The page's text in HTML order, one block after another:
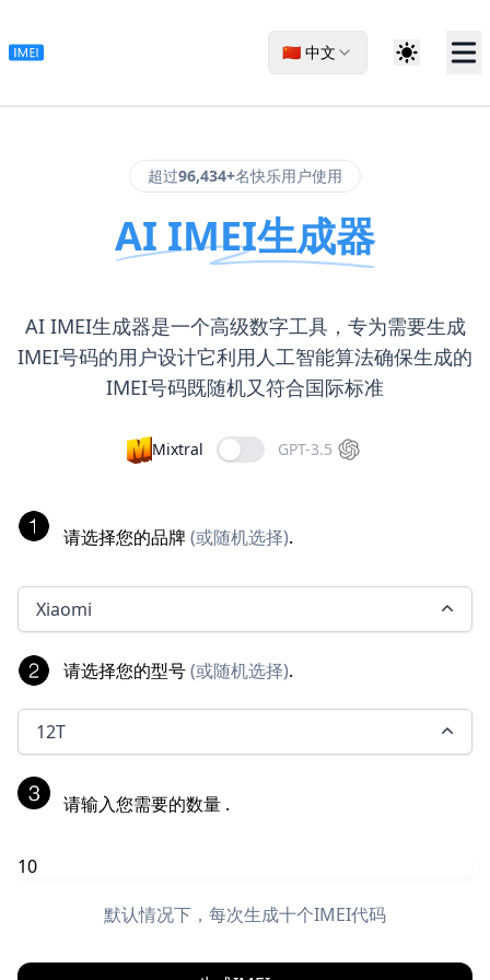
🇨🇳 中文
超过96,434+名快乐用户使用
AI IMEI生成器
AI IMEI生成器是一个高级数字工具，专为需要生成
IMEI号码的用户设计它利用人工智能算法确保生成的
IMEI号码既随机又符合国际标准
Mixtral GPT-3.5
请选择您的品牌(或随机选择).
Xiaomi
请选择您的型号(或随机选择).
12T
请输入您需要的数量 .
默认情况下，每次生成十个IMEI代码